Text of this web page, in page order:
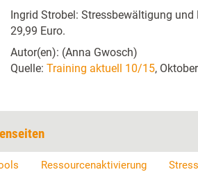
Ingrid Strobel: Stressbewältigung
29,99 Euro.
Autor(en): (Anna Gwosch)
Quelle: Training aktuell 10/15,
Ressourcenaktivierung